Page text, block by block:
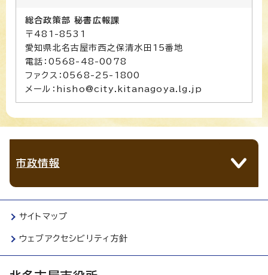
総合政策部 秘書広報課
〒481-8531
愛知県北名古屋市西之保清水田15番地
電話：0568-48-0078
ファクス：0568-25-1800
メール：hisho@city.kitanagoya.lg.jp
市政情報
サイトマップ
ウェブアクセシビリティ方針